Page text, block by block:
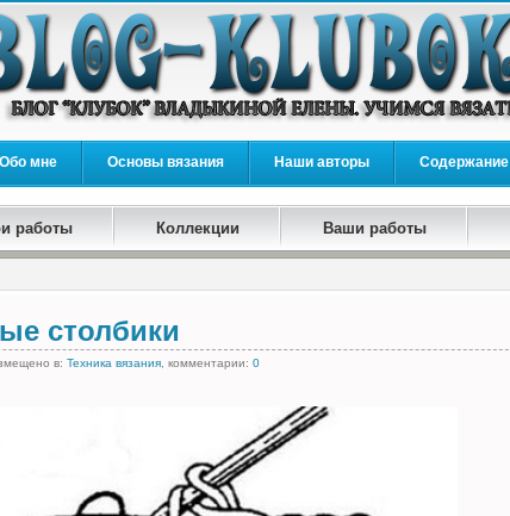
Обо мне Основы вязания Наши авторы Содержание
работы Коллекции Ваши работы
столбики
в: Техника вязания , комментарии: 0